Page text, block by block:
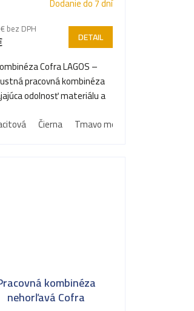
Dodanie do 7 dní
bez DPH
DETAIL
Cofra LAGOS –
pracovná kombinéza
odolnosť materiálu a
Čierna Tmavo modrá
kombinéza
nehorľavá Cofra